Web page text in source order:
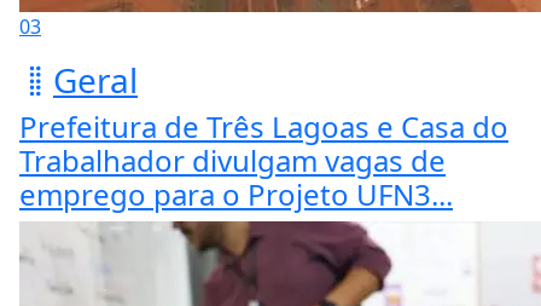
03
Geral
Prefeitura de Três Lagoas e Casa do
Trabalhador divulgam vagas de
emprego para o Projeto UFN3...